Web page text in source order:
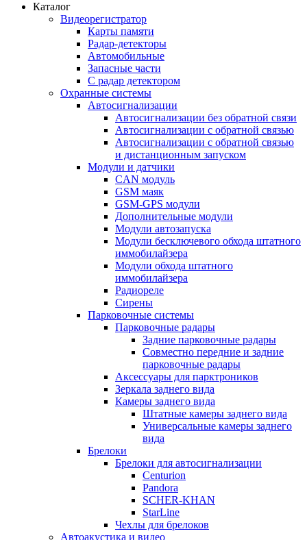
Каталог
Видеорегистратор
Карты памяти
Радар-детекторы
Автомобильные
Запасные части
С радар детектором
Охранные системы
Автосигнализации
Автосигнализации без обратной связи
Автосигнализации с обратной связью
Автосигнализации с обратной связью
и дистанционным запуском
Модули и датчики
CAN модуль
GSM маяк
GSM-GPS модули
Дополнительные модули
Модули автозапуска
Модули бесключевого обхода штатного
иммобилайзера
Модули обхода штатного
иммобилайзера
Радиореле
Сирены
Парковочные системы
Парковочные радары
Задние парковочные радары
Совместно передние и задние
парковочные радары
Аксессуары для парктроников
Зеркала заднего вида
Камеры заднего вида
Штатные камеры заднего вида
Универсальные камеры заднего
вида
Брелоки
Брелоки для автосигнализации
Centurion
Pandora
SCHER-KHAN
StarLine
Чехлы для брелоков
Автоакустика и видео